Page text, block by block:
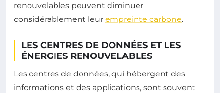
renouvelables peuvent diminuer
considérablement leur empreinte carbone.
LES CENTRES DE DONNÉES ET LES
ÉNERGIES RENOUVELABLES
Les centres de données, qui hébergent des
informations et des applications, sont souvent